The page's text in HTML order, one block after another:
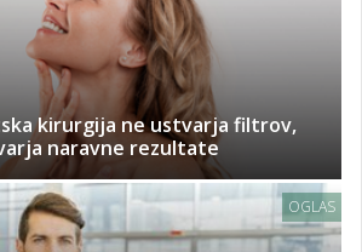
kirurgija ne ustvarja filtrov,
naravne rezultate
OGLAS